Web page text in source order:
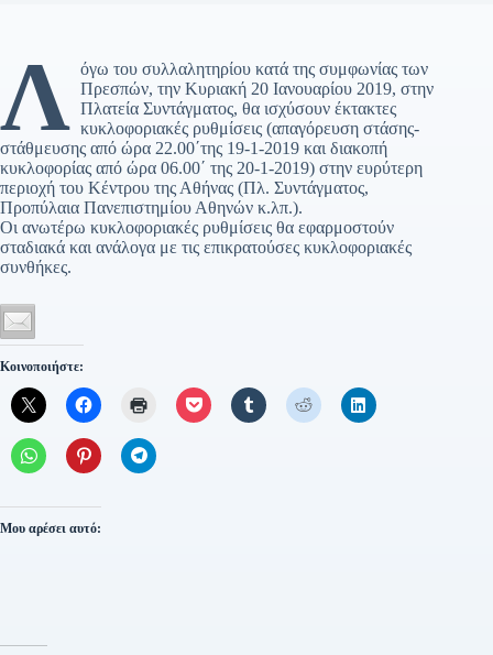
Λ όγω του συλλαλητηρίου κατά της συμφωνίας των
Πρεσπών, την Κυριακή 20 Ιανουαρίου 2019, στην
Πλατεία Συντάγματος, θα ισχύσουν έκτακτες
κυκλοφοριακές ρυθμίσεις (απαγόρευση στάσης-
στάθμευσης από ώρα 22.00΄της 19-1-2019 και διακοπή
κυκλοφορίας από ώρα 06.00΄ της 20-1-2019) στην ευρύτερη
περιοχή του Κέντρου της Αθήνας (Πλ. Συντάγματος,
Προπύλαια Πανεπιστημίου Αθηνών κ.λπ.).
Οι ανωτέρω κυκλοφοριακές ρυθμίσεις θα εφαρμοστούν
σταδιακά και ανάλογα με τις επικρατούσες κυκλοφοριακές
συνθήκες.
Κοινοποιήστε:
Μου αρέσει αυτό: